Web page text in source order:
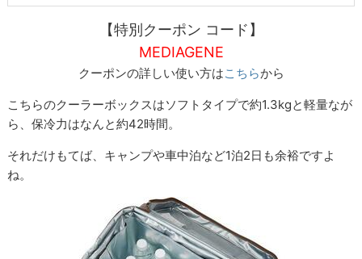
【特別クーポン コード】
MEDIAGENE
クーポンの詳しい使い方はこちらから
こちらのクーラーボックスはソフトタイプで約1.3kgと軽量なが
ら、保冷力はなんと約42時間。
それだけもてば、キャンプや車中泊など1泊2日も余裕ですよ
ね。